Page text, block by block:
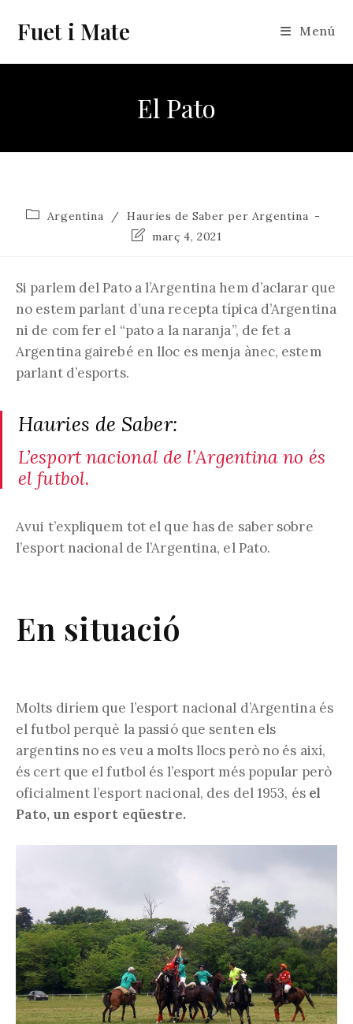
contingut
Fuet i Mate Menú
El Pato
Categoria
Argentina / Hauries de Saber per Argentina
Última
l'entrada:
març 4, 2021
Si parlem del Pato a l’Argentina hem d’aclarar que
no estem parlant d’una recepta típica d’Argentina
ni de com fer el “pato a la naranja”, de fet a
Argentina gairebé en lloc es menja ànec, estem
parlant d’esports.
Hauries de Saber:
L’esport nacional de l’Argentina no és
el futbol.
Avui t’expliquem tot el que has de saber sobre
l’esport nacional de l’Argentina, el Pato.
En situació
Molts diríem que l’esport nacional d’Argentina és
el futbol perquè la passió que senten els
argentins no es veu a molts llocs però no és així,
és cert que el futbol és l’esport més popular però
oficialment l’esport nacional, des del 1953, és el
Pato, un esport eqüestre.